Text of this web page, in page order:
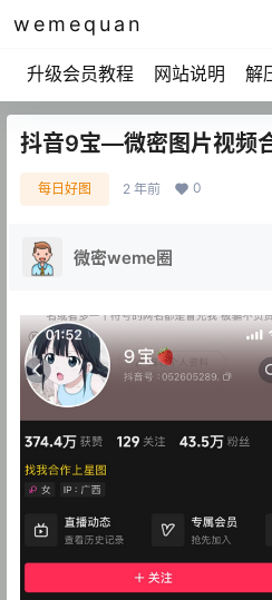
wemequan
升级会员教程 网站说明 解
抖音9宝—微密图片视频
每日好图 2 年前 0
微密weme圈